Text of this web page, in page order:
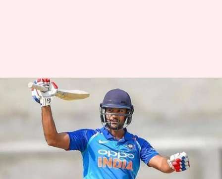
भारत बनाम वेस्टइंडीज: वनडे सीरीज़
में धवन की जगह टीम में आ सकते हैं
मयंक अग्रवाल
Neeraj Pandey Dec 11, 2019 11:21 am